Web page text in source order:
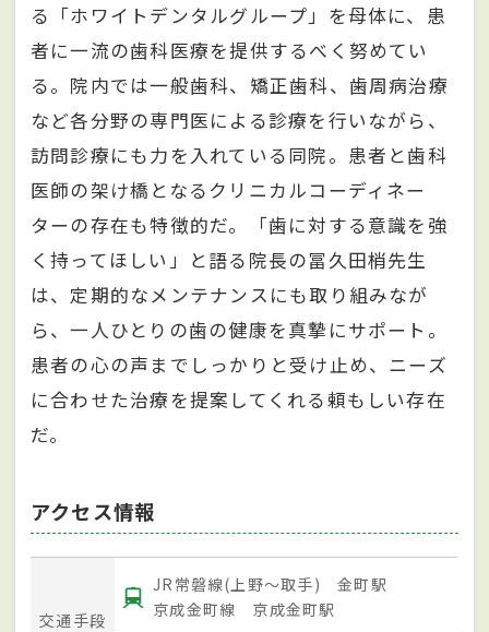
る「ホワイトデンタルグループ」を母体に、患
者に一流の歯科医療を提供するべく努めてい
る。院内では一般歯科、矯正歯科、歯周病治療
など各分野の専門医による診療を行いながら、
訪問診療にも力を入れている同院。患者と歯科
医師の架け橋となるクリニカルコーディネー
ターの存在も特徴的だ。「歯に対する意識を強
く持ってほしい」と語る院長の冨久田梢先生
は、定期的なメンテナンスにも取り組みなが
ら、一人ひとりの歯の健康を真摯にサポート。
患者の心の声までしっかりと受け止め、ニーズ
に合わせた治療を提案してくれる頼もしい存在
だ。
アクセス情報
交通手段
JR常磐線(上野～取手) 金町駅
京成金町線 京成金町駅